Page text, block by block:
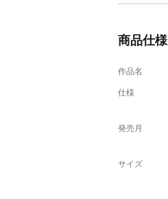
商品仕様
作品名
仕様
発売月
サイズ